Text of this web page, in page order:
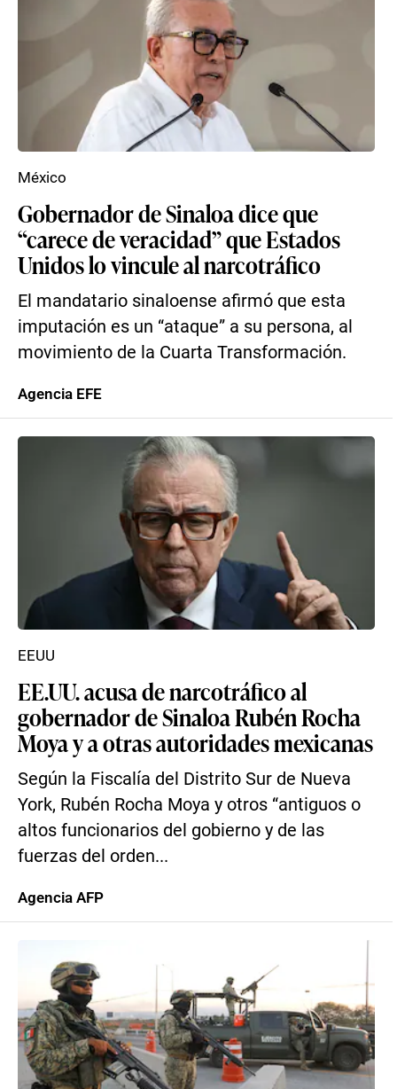
Gobernador de Sinaloa dice que
“carece de veracidad” que Estados
Unidos lo vincule al narcotráfico
El mandatario sinaloense afirmó que esta
imputación es un “ataque” a su persona, al
movimiento de la Cuarta Transformación.
México
Agencia EFE
EE.UU. acusa de narcotráfico al
gobernador de Sinaloa Rubén Rocha
Moya y a otras autoridades mexicanas
Según la Fiscalía del Distrito Sur de Nueva
York, Rubén Rocha Moya y otros “antiguos o
altos funcionarios del gobierno y de las
fuerzas del orden...
EEUU
Agencia AFP